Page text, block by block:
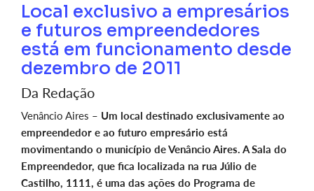
Local exclusivo a empresários
e futuros empreendedores
está em funcionamento desde
dezembro de 2011
Da Redação
Venâncio Aires – Um local destinado exclusivamente ao
empreendedor e ao futuro empresário está
movimentando o município de Venâncio Aires. A Sala do
Empreendedor, que fica localizada na rua Júlio de
Castilho, 1111, é uma das ações do Programa de